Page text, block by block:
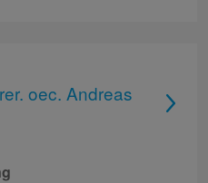
oec. Andreas